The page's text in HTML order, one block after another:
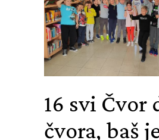
16 svi Čvor
čvora, baš